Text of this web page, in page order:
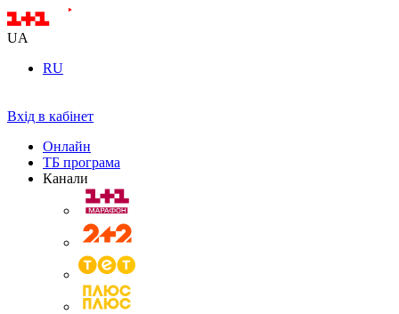
UA
RU
Вхід в кабінет
Онлайн
ТБ програма
Канали